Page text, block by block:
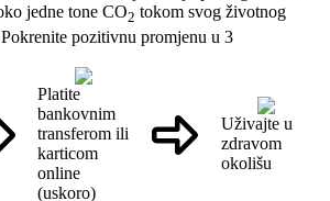
jedne tone CO2 tokom svog životnog
pozitivnu promjenu u 3
Platite
bankovnim
transferom ili
karticom
online
(uskoro)
Uživajte u
zdravom
okolišu